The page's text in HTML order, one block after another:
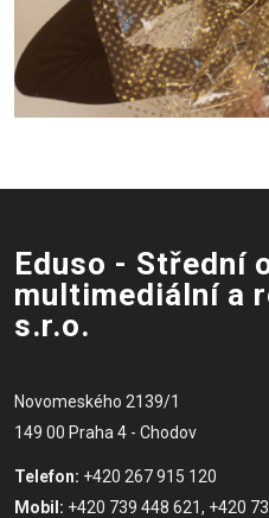
Eduso - Střední
multimediální a
s.r.o.
Novomeského 2139/1
149 00 Praha 4 - Chodov
Telefon: +420 267 915 120
Mobil: +420 739 448 621, +420